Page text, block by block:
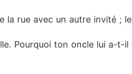
la rue avec un autre invité ;
Pourquoi ton oncle lui a-t-